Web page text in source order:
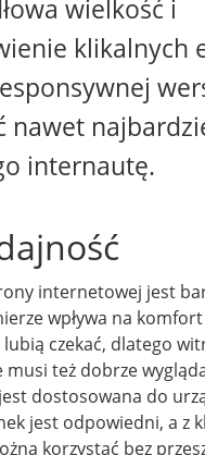
wielkość i
klikalnych
nawet
internautę.
internetowej jest
wpływa na
czekać, dlatego
musi też dobrze
dostosowana do
jest odpowiedni, a z
korzystać bez